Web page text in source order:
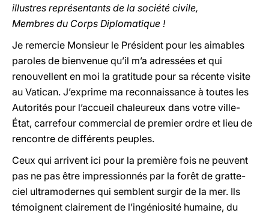
illustres représentants de la société civile,
Membres du Corps Diplomatique !
Je remercie Monsieur le Président pour les aimables
paroles de bienvenue qu’il m’a adressées et qui
renouvellent en moi la gratitude pour sa récente visite
au Vatican. J’exprime ma reconnaissance à toutes les
Autorités pour l’accueil chaleureux dans votre ville-
État, carrefour commercial de premier ordre et lieu de
rencontre de différents peuples.
Ceux qui arrivent ici pour la première fois ne peuvent
pas ne pas être impressionnés par la forêt de gratte-
ciel ultramodernes qui semblent surgir de la mer. Ils
témoignent clairement de l’ingéniosité humaine, du